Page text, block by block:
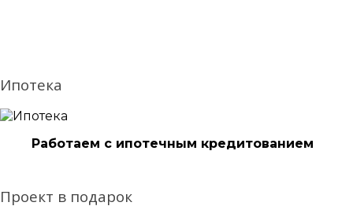
Ипотека
Работаем с ипотечным кредитованием
Проект в подарок